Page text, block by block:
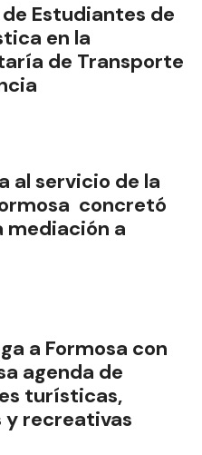
Estudiantes de
en la
de Transporte
al servicio de la
concretó
mediación a
a Formosa con
agenda de
turísticas,
y recreativas